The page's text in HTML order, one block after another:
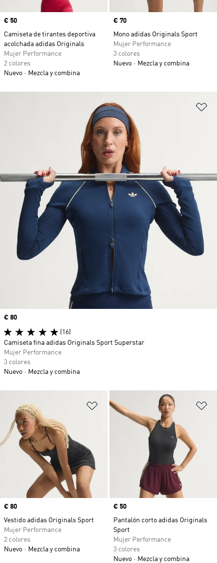
Precio
€ 50
Camiseta de tirantes deportiva
acolchada adidas Originals
Mujer Performance
2 colores
Nuevo
Mezcla y combina
Precio
€ 70
Mono adidas Originals Sport
Mujer Performance
3 colores
Nuevo
Mezcla y combina
Añadir a la lista de deseos
Precio
€ 80
Vestido adidas Originals Sport
Mujer Performance
2 colores
Nuevo
Mezcla y combina
Precio
€ 50
Pantalón corto adidas Originals
Sport
Mujer Performance
3 colores
Nuevo
Mezcla y combina
Precio
€ 80
(16)
Camiseta fina adidas Originals Sport Superstar
Mujer Performance
3 colores
Nuevo
Mezcla y combina